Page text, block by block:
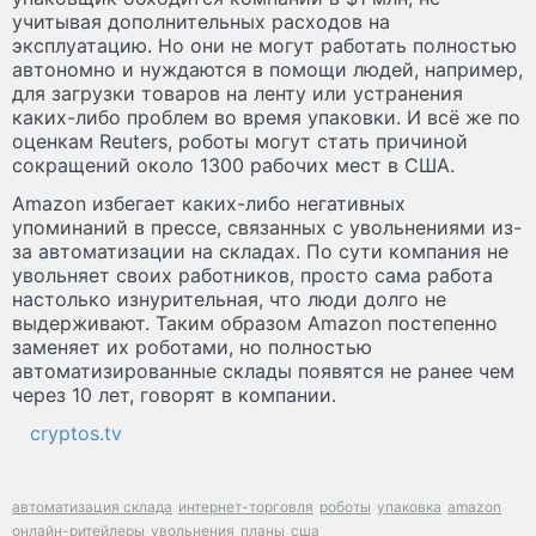
учитывая дополнительных расходов на
эксплуатацию. Но они не могут работать полностью
автономно и нуждаются в помощи людей, например,
для загрузки товаров на ленту или устранения
каких-либо проблем во время упаковки. И всё же по
оценкам Reuters, роботы могут стать причиной
сокращений около 1300 рабочих мест в США.
Amazon избегает каких-либо негативных
упоминаний в прессе, связанных с увольнениями из-
за автоматизации на складах. По сути компания не
увольняет своих работников, просто сама работа
настолько изнурительная, что люди долго не
выдерживают. Таким образом Amazon постепенно
заменяет их роботами, но полностью
автоматизированные склады появятся не ранее чем
через 10 лет, говорят в компании.
cryptos.tv
автоматизация склада интернет-торговля роботы упаковка amazon
онлайн-ритейлеры увольнения планы сша